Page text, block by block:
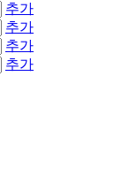
추가
추가
추가
추가